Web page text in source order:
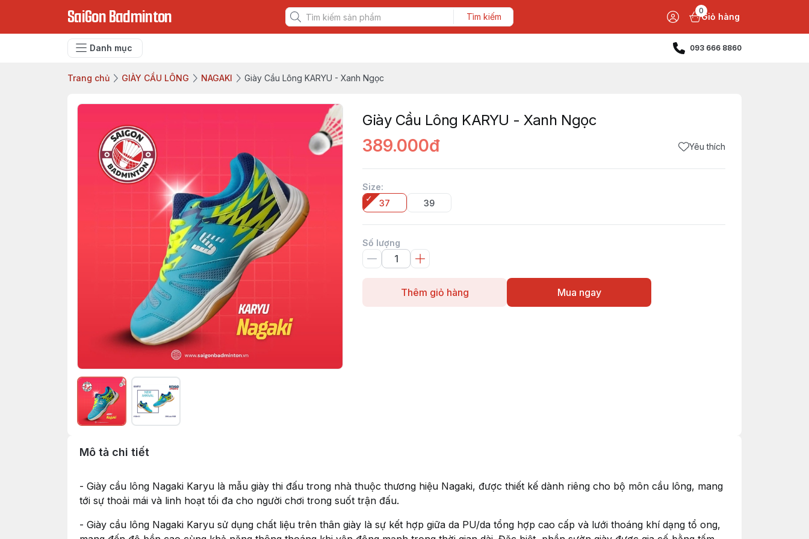
SaiGon Badminton Tìm kiếm
0
Giỏ hàng
Danh mục 093 666 8860
Trang chủ GIÀY CẦU LÔNG NAGAKI Giày Cầu Lông KARYU - Xanh Ngọc
Giày Cầu Lông KARYU - Xanh Ngọc
389.000đ Yêu thích
Size:
37
39
Số lượng
Thêm giỏ hàng Mua ngay
Mô tả chi tiết
- Giày cầu lông Nagaki Karyu là mẫu giày thi đấu trong nhà thuộc thương hiệu Nagaki, được thiết kế dành riêng cho bộ môn cầu lông, mang
tới sự thoải mái và linh hoạt tối đa cho người chơi trong suốt trận đấu.
- Giày cầu lông Nagaki Karyu sử dụng chất liệu trên thân giày là sự kết hợp giữa da PU/da tổng hợp cao cấp và lưới thoáng khí dạng tổ ong,